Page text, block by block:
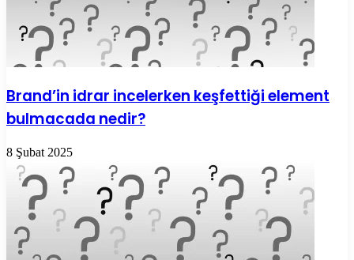
Brand’in idrar incelerken keşfettiği element
bulmacada nedir?
8 Şubat 2025